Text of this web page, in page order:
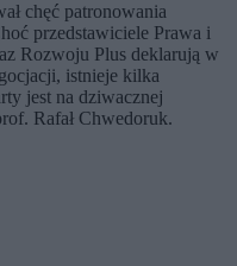
chęć patronowania
przedstawiciele Prawa i
Rozwoju Plus deklarują w
istnieje kilka
jest na dziwacznej
Rafał Chwedoruk.